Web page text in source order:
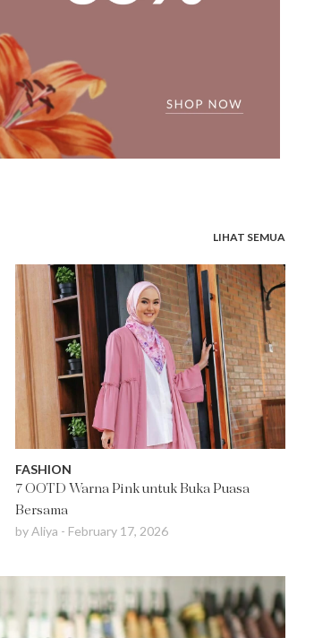
LIHAT SEMUA
FASHION
7 OOTD Warna Pink untuk Buka Puasa
Bersama
byAliya - February 17, 2026